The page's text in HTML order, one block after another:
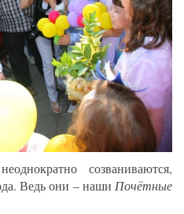
созваниваются,
Ведь они – наши Почётные